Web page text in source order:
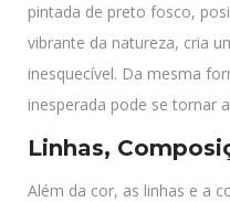
pintada de preto fosco,
vibrante da natureza, cria
inesquecível. Da mesma
inesperada pode se tornar
Linhas,
Além da cor, as linhas e a